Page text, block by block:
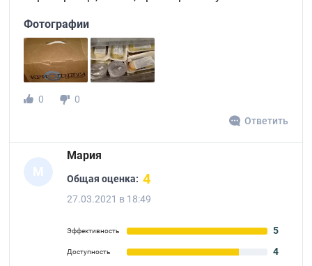
Фотографии
0
0
Ответить
М
Мария
Общая оценка: 4
27.03.2021 в 18:49
Эффективность 5
Доступность 4